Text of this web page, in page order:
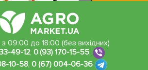
з 09:00 до 18:00 (без вихідних)
49-12, 0 (93) 170-15-55,
10-58, 0 (67) 004-06-36